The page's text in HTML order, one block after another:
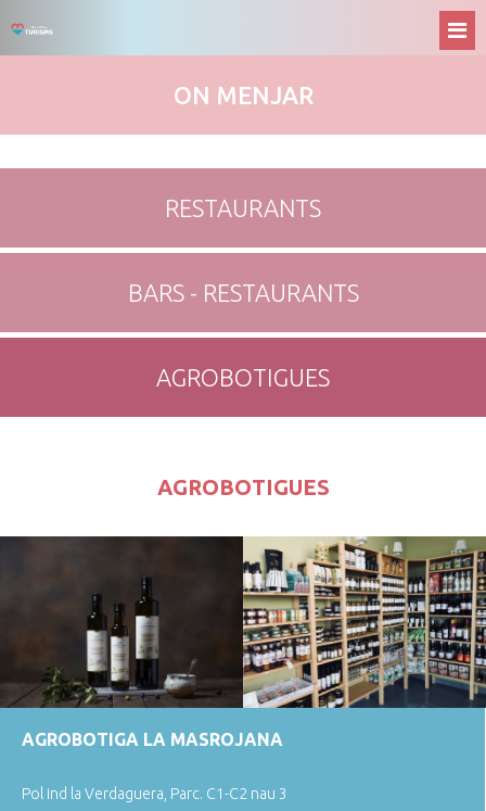
ON MENJAR
RESTAURANTS
BARS - RESTAURANTS
AGROBOTIGUES
AGROBOTIGUES
AGROBOTIGA LA MASROJANA
Pol ind la Verdaguera, Parc. C1-C2 nau 3